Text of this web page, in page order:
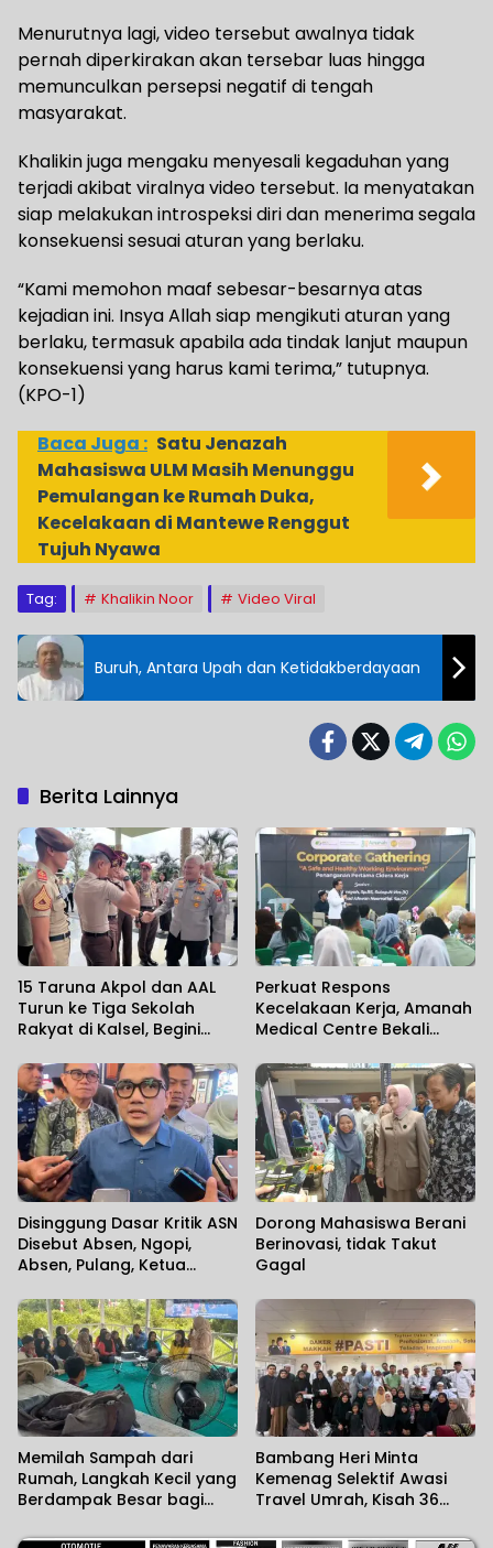
Menurutnya lagi, video tersebut awalnya tidak
pernah diperkirakan akan tersebar luas hingga
memunculkan persepsi negatif di tengah
masyarakat.
Khalikin juga mengaku menyesali kegaduhan yang
terjadi akibat viralnya video tersebut. Ia menyatakan
siap melakukan introspeksi diri dan menerima segala
konsekuensi sesuai aturan yang berlaku.
“Kami memohon maaf sebesar-besarnya atas
kejadian ini. Insya Allah siap mengikuti aturan yang
berlaku, termasuk apabila ada tindak lanjut maupun
konsekuensi yang harus kami terima,” tutupnya.
(KPO-1)
Baca Juga : Satu Jenazah
Mahasiswa ULM Masih Menunggu
Pemulangan ke Rumah Duka,
Kecelakaan di Mantewe Renggut
Tujuh Nyawa
Tag: Khalikin Noor Video Viral
Buruh, Antara Upah dan Ketidakberdayaan
Berita Lainnya
15 Taruna Akpol dan AAL
Turun ke Tiga Sekolah
Rakyat di Kalsel, Begini
Perkuat Respons
Kecelakaan Kerja, Amanah
Medical Centre Bekali
Cedera Sejak Menit
Pertama
Disinggung Dasar Kritik ASN
Disebut Absen, Ngopi,
Absen, Pulang, Ketua
Wartawan Menilai Sendiri
Dorong Mahasiswa Berani
Berinovasi, tidak Takut
Gagal
Memilah Sampah dari
Rumah, Langkah Kecil yang
Berdampak Besar bagi
Bambang Heri Minta
Kemenag Selektif Awasi
Travel Umrah, Kisah 36
Jeddah Mengundang Haru